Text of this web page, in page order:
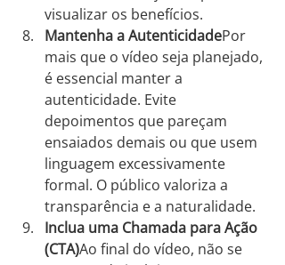
visualizar os benefícios.
Mantenha a AutenticidadePor
mais que o vídeo seja planejado,
é essencial manter a
autenticidade. Evite
depoimentos que pareçam
ensaiados demais ou que usem
linguagem excessivamente
formal. O público valoriza a
transparência e a naturalidade.
Inclua uma Chamada para Ação
(CTA)Ao final do vídeo, não se